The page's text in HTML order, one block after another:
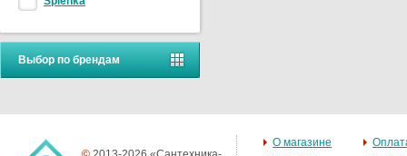
Выбор по брендам
О магазине